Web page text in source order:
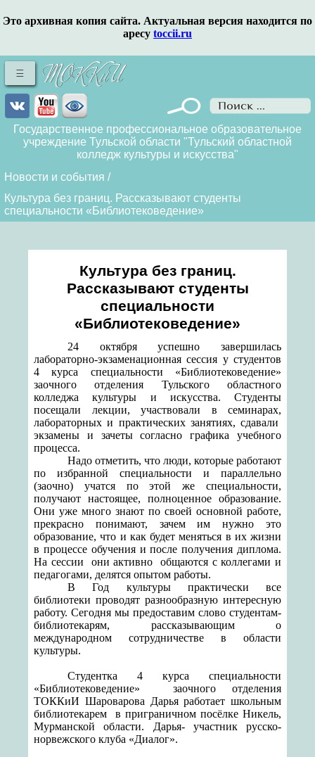
Это архивная копия сайта. Актуальная версия находится по
аресу toccii.ru
Государственное профессиональное образовательное
учреждение Тульской области "Тульский областной
колледж культуры и искусства"
Новости и события /
Культура без границ. Рассказывают студенты
специальности «Библиотековедение»
Культура без границ.
Рассказывают студенты
специальности
«Библиотековедение»
24 октября успешно завершилась
лабораторно-экзаменационная сессия у студентов
4 курса специальности «Библиотековедение»
заочного отделения Тульского областного
колледжа культуры и искусства. Студенты
посещали лекции, участвовали в семинарах,
лабораторных и практических занятиях, сдавали
экзамены и зачеты согласно графика учебного
процесса.
Надо отметить, что люди, которые работают
по избранной специальности и параллельно
(заочно) учатся по этой же специальности,
получают настоящее, полноценное образование.
Они уже много знают по своей основной работе,
прекрасно понимают, зачем им нужно это
образование, что и как будет меняться в их жизни
в процессе обучения и после получения диплома.
На сессии
они активно
общаются с коллегами и
педагогами, делятся опытом работы.
В Год культуры практически все
библиотеки проводят разнообразную интересную
работу. Сегодня мы предоставим слово студентам-
библиотекарям, рассказывающим о
международном сотрудничестве в области
культуры.
Студентка 4 курса специальности
«Библиотековедение» заочного отделения
ТОККиИ Шароварова Дарья работает школьным
библиотекарем в приграничном посёлке Никель,
Мурманской области. Дарья- участник русско-
норвежского клуба «Диалог».